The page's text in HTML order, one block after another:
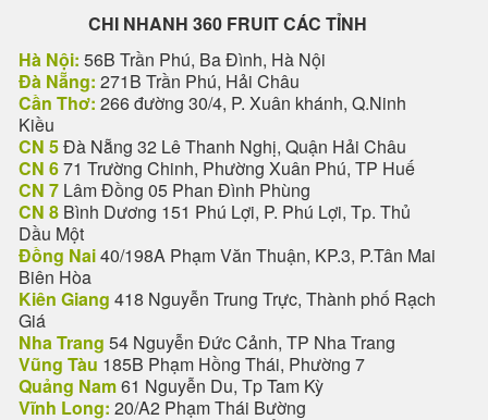
CHI NHANH 360 FRUIT CÁC TỈNH
Hà Nội: 56B Trần Phú, Ba Đình, Hà Nội
Đà Nẵng: 271B Trần Phú, Hải Châu
Cần Thơ: 266 đường 30/4, P. Xuân khánh, Q.Ninh
Kiều
CN 5Đà Nẵng 32 Lê Thanh Nghị, Quận Hải Châu
CN 671 Trường Chinh, Phường Xuân Phú, TP Huế
CN 7 Lâm Đồng 05 Phan Đình Phùng
CN 8 Bình Dương 151 Phú Lợi, P. Phú Lợi, Tp. Thủ
Dầu Một
Đồng Nai40/198A Phạm Văn Thuận, KP.3, P.Tân Mai
Biên Hòa
Kiên Giang 418 Nguyễn Trung Trực, Thành phố Rạch
Giá
Nha Trang 54 Nguyễn Đức Cảnh, TP Nha Trang
Vũng Tàu 185B Phạm Hồng Thái, Phường 7
Quảng Nam61 Nguyễn Du, Tp Tam Kỳ
Vĩnh Long: 20/A2 Phạm Thái Bường